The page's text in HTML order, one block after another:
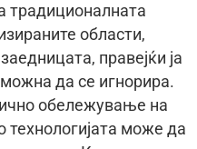
традиционалната
области,
правејќи ја
да се игнорира.
обележување на
технологијата може да